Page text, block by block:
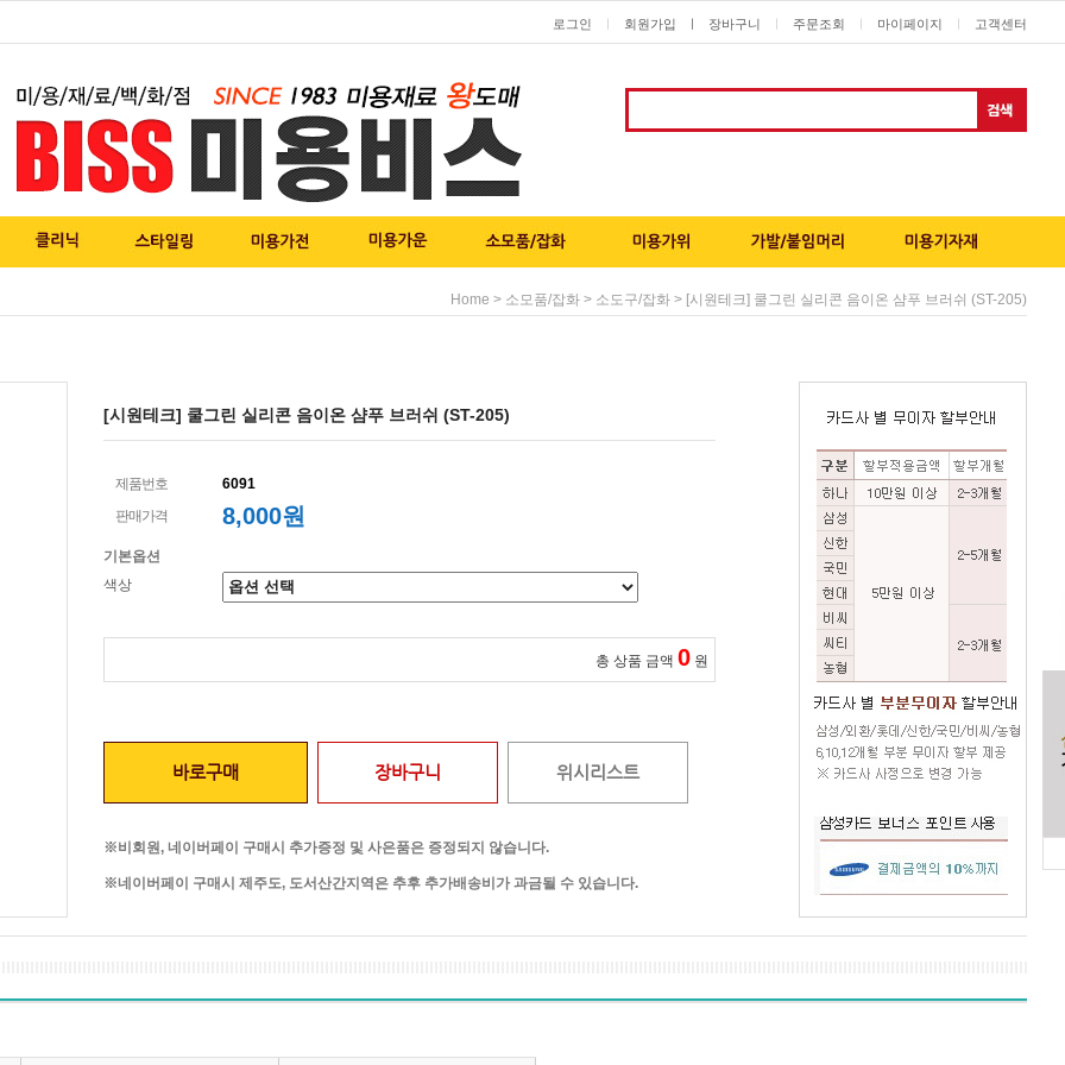
로그인 회원가입 ㅣ 장바구니 주문조회 마이페이지 고객센터
Home > 소모품/잡화> 소도구/잡화> [시원테크] 쿨그린 실리콘 음이온 샴푸 브러쉬 (ST-205)
[시원테크] 쿨그린 실리콘 음이온 샴푸 브러쉬 (ST-205)
제품번호
6091
판매가격
8,000원
기본옵션
색상
총 상품 금액 0 원
바로구매 장바구니 위시리스트
※비회원, 네이버페이 구매시 추가증정 및 사은품은 증정되지 않습니다.
※네이버페이 구매시 제주도, 도서산간지역은 추후 추가배송비가 과금될 수 있습니다.